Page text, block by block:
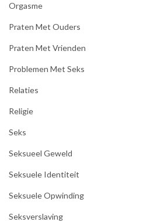
Orgasme
Praten Met Ouders
Praten Met Vrienden
Problemen Met Seks
Relaties
Religie
Seks
Seksueel Geweld
Seksuele Identiteit
Seksuele Opwinding
Seksverslaving